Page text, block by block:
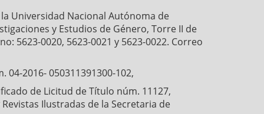
Universidad Nacional Autónoma de
y Estudios de Género, Torre II de
5623-0020, 5623-0021 y 5623-0022. Correo
2016- 050311391300-102,
de Licitud de Título núm. 11127,
Ilustradas de la Secretaria de